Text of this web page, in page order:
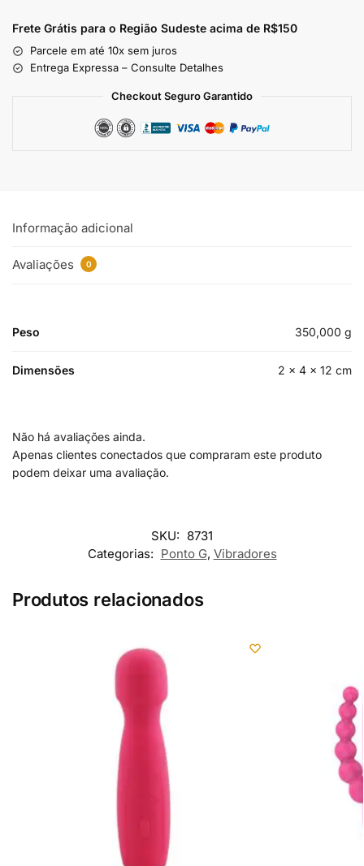
Frete Grátis para o Região Sudeste acima de R$150
Parcele em até 10x sem juros
Entrega Expressa – Consulte Detalhes
Checkout Seguro Garantido
Informação adicional
Avaliações 0
Peso 350,000 g
Dimensões 2 × 4 × 12 cm
Não há avaliações ainda.
Apenas clientes conectados que compraram este produto
podem deixar uma avaliação.
SKU: 8731
Categorias: Ponto G, Vibradores
Produtos relacionados